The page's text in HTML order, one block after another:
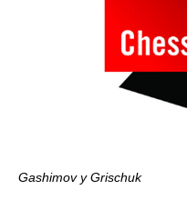
Gashimov y Grischuk